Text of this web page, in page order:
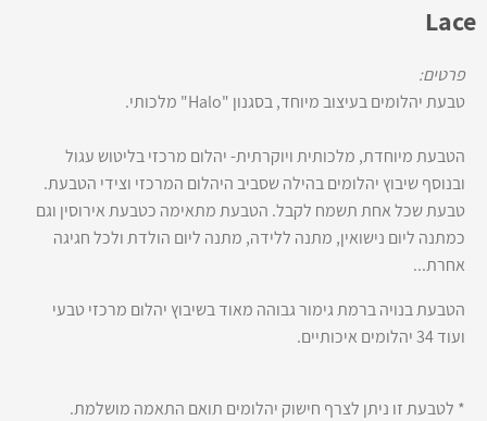
Lace
פרטים:
טבעת יהלומים בעיצוב מיוחד, בסגנון "Halo" מלכותי.
הטבעת מיוחדת, מלכותית ויוקרתית- יהלום מרכזי בליטוש עגול
ובנוסף שיבוץ יהלומים בהילה שסביב היהלום המרכזי וצידי הטבעת.
טבעת שכל אחת תשמח לקבל. הטבעת מתאימה כטבעת אירוסין וגם
כמתנה ליום נישואין, מתנה ללידה, מתנה ליום הולדת ולכל חגיגה
אחרת...
הטבעת בנויה ברמת גימור גבוהה מאוד בשיבוץ יהלום מרכזי טבעי
ועוד 34 יהלומים איכותיים.
* לטבעת זו ניתן לצרף חישוק יהלומים תואם התאמה מושלמת.